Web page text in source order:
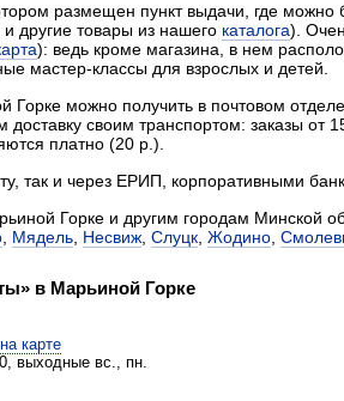
размещен пункт выдачи, где
другие товары из нашего каталога).
): ведь кроме магазина, в нем
мастер-классы для взрослых и детей.
Горке можно получить в почтовом
своим транспортом: заказы
платно (20 р.).
так и через ЕРИП, корпоративными
Горке и другим городам Минской
Мядель Несвиж Слуцк Жодино
в Марьиной Горке
карте
выходные вс., пн.